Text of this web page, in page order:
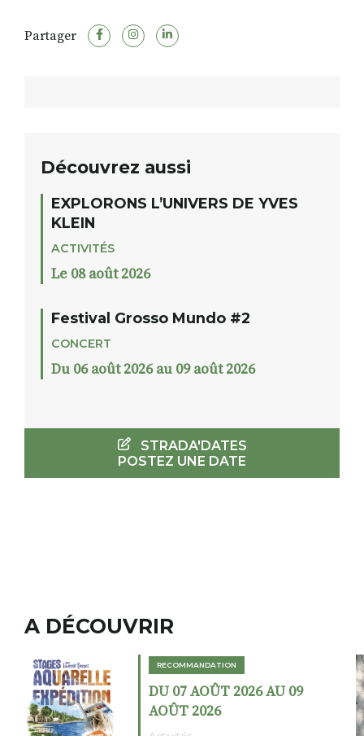
Partager
Découvrez aussi
EXPLORONS L’UNIVERS DE YVES
KLEIN
ACTIVITÉS
Le 08 août 2026
Festival Grosso Mundo #2
CONCERT
Du 06 août 2026 au 09 août 2026
STRADA'DATES
POSTEZ UNE DATE
A DÉCOUVRIR
RECOMMANDATION
DU 02 AOÛT 2026 AU 23
AOÛT 2026